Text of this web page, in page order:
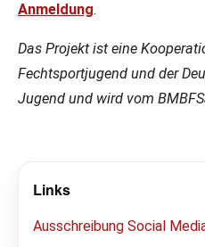
Anmeldung.
Das Projekt ist eine
Fechtsportjugend und der
Jugend und wird vom
Links
Ausschreibung Social